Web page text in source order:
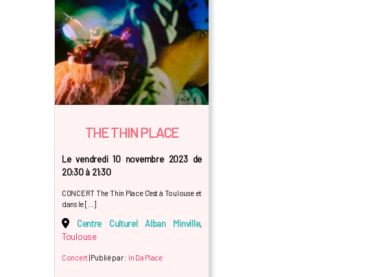
THE THIN PLACE
Le vendredi 10 novembre 2023 de
20:30 à 21:30
CONCERT The Thin Place C'est à Toulouse et
dans le […]
Centre Culturel Alban Minville,
Toulouse
Concert| Publié par : In Da Place